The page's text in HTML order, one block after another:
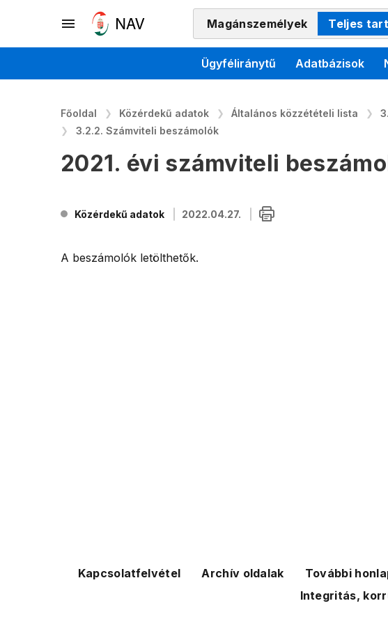
Magánszemélyek Teljes
Ügyféliránytű Adatbázisok
Főoldal Közérdekű adatok Általános közzétételi lista
3.2.2. Számviteli beszámolók
2021. évi számviteli
Közérdekű adatok 2022.04.27.
A beszámolók letölthetők.
Kapcsolatfelvétel Archív oldalak További
Integritás,